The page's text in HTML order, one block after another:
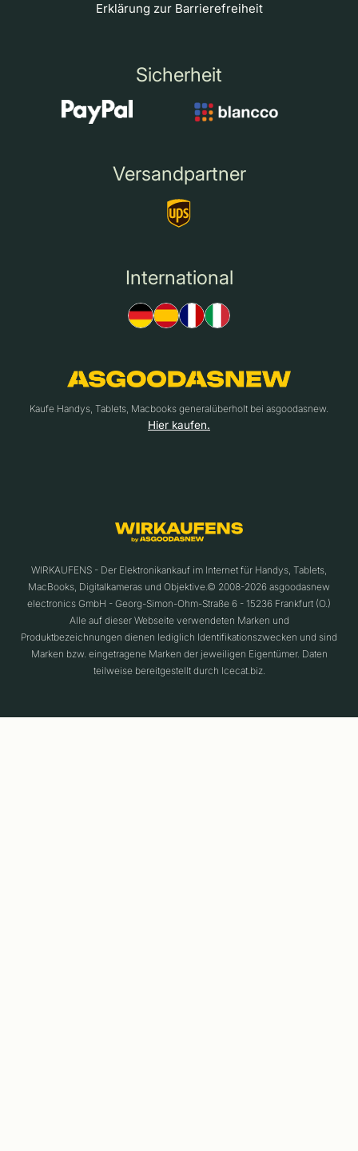
Erklärung zur Barrierefreiheit
Sicherheit
Versandpartner
International
Kaufe Handys, Tablets, Macbooks generalüberholt bei asgoodasnew.
Hier kaufen.
WIRKAUFENS - Der Elektronikankauf im Internet für Handys, Tablets,
MacBooks, Digitalkameras und Objektive.© 2008-2026 asgoodasnew
electronics GmbH - Georg-Simon-Ohm-Straße 6 - 15236 Frankfurt (O.)
Alle auf dieser Webseite verwendeten Marken und
Produktbezeichnungen dienen lediglich Identifikationszwecken und sind
Marken bzw. eingetragene Marken der jeweiligen Eigentümer. Daten
teilweise bereitgestellt durch Icecat.biz.